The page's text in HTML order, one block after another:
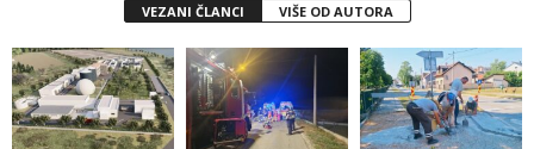
VEZANI ČLANCI VIŠE OD AUTORA